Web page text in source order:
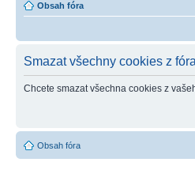
Obsah fóra
Smazat všechny cookies z fóra
Chcete smazat všechna cookies z
Obsah fóra